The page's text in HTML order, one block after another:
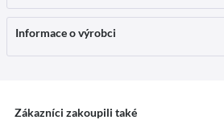
Informace o výrobci
Zákazníci zakoupili také